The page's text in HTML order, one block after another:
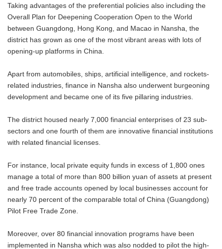
Taking advantages of the preferential policies also including the
Overall Plan for Deepening Cooperation Open to the World
between Guangdong, Hong Kong, and Macao in Nansha, the
district has grown as one of the most vibrant areas with lots of
opening-up platforms in China.
Apart from automobiles, ships, artificial intelligence, and rockets-
related industries, finance in Nansha also underwent burgeoning
development and became one of its five pillaring industries.
The district housed nearly 7,000 financial enterprises of 23 sub-
sectors and one fourth of them are innovative financial institutions
with related financial licenses.
For instance, local private equity funds in excess of 1,800 ones
manage a total of more than 800 billion yuan of assets at present
and free trade accounts opened by local businesses account for
nearly 70 percent of the comparable total of China (Guangdong)
Pilot Free Trade Zone.
Moreover, over 80 financial innovation programs have been
implemented in Nansha which was also nodded to pilot the high-